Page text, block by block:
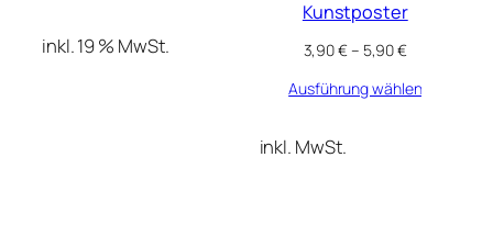
inkl. 19 % MwSt.
Kunstposter
3,90€– 5,90€
Ausführung wählen
inkl. MwSt.